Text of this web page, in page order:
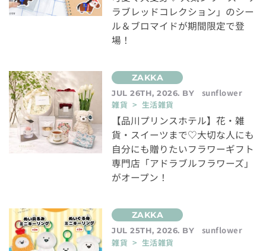
ラブレッドコレクション」のシー
ル＆ブロマイドが期間限定で登
場！
JUL 26TH, 2026. BY
sunflower
雑貨 > 生活雑貨
【品川プリンスホテル】花・雑
貨・スイーツまで♡大切な人にも
自分にも贈りたいフラワーギフト
専門店「アドラブルフラワーズ」
がオープン！
JUL 25TH, 2026. BY
sunflower
雑貨 > 生活雑貨